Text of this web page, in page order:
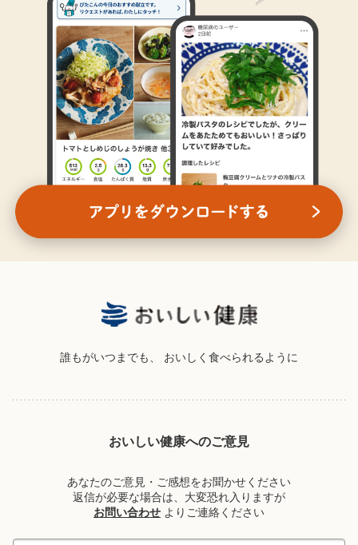
誰もがいつまでも、 おいしく食べられるように
おいしい健康へのご意見
あなたのご意見・ご感想をお聞かせください
返信が必要な場合は、大変恐れ入りますが
お問い合わせ よりご連絡ください